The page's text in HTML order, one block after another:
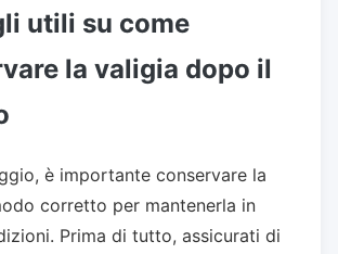
utili su come
la valigia dopo il
è importante conservare la
corretto per mantenerla in
Prima di tutto, assicurati di